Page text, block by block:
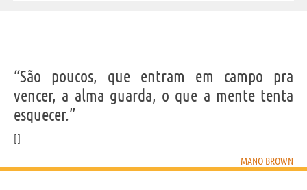
IDENTIKIT E DADOS PESSOAIS
Pedro Paulo
Sobrenome Soares Pereira
Apelido Mano Brown
Nascido 22 Abril 1970
“São poucos, que entram em campo pra
vencer, a alma guarda, o que a mente tenta
esquecer.”
MANO BROWN